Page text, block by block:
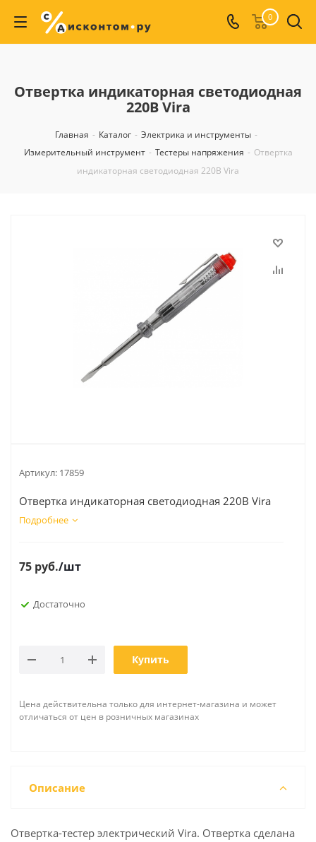
0
Отвертка индикаторная светодиодная
220В Vira
Главная - Каталог - Электрика и инструменты -
Измерительный инструмент - Тестеры напряжения - Отвертка
индикаторная светодиодная 220В Vira
Артикул: 17859
Отвертка индикаторная светодиодная 220В Vira
Подробнее
75 руб./шт
Достаточно
Купить
Цена действительна только для интернет-магазина и может
отличаться от цен в розничных магазинах
Описание
Отвертка-тестер электрический Vira. Отвертка сделана